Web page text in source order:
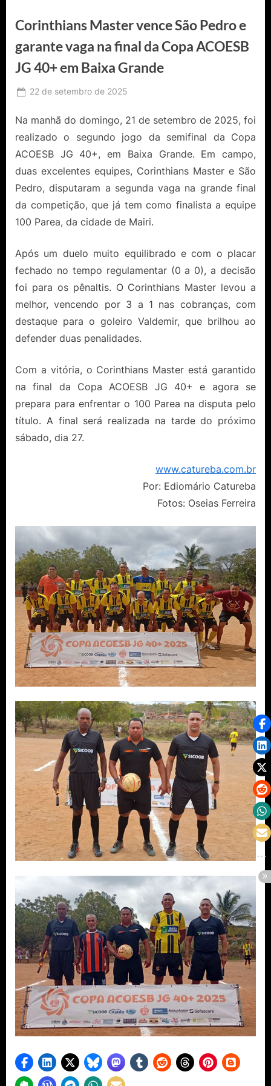
Corinthians Master vence São Pedro e
garante vaga na final da Copa ACOESB
JG 40+ em Baixa Grande
Posted
22 de setembro de 2025
Catureba
Na manhã do domingo, 21 de setembro de 2025, foi
realizado o segundo jogo da semifinal da Copa
ACOESB JG 40+, em Baixa Grande. Em campo,
duas excelentes equipes, Corinthians Master e São
Pedro, disputaram a segunda vaga na grande final
da competição, que já tem como finalista a equipe
100 Parea, da cidade de Mairi.
Após um duelo muito equilibrado e com o placar
fechado no tempo regulamentar (0 a 0), a decisão
foi para os pênaltis. O Corinthians Master levou a
melhor, vencendo por 3 a 1 nas cobranças, com
destaque para o goleiro Valdemir, que brilhou ao
defender duas penalidades.
Com a vitória, o Corinthians Master está garantido
na final da Copa ACOESB JG 40+ e agora se
prepara para enfrentar o 100 Parea na disputa pelo
título. A final será realizada na tarde do próximo
sábado, dia 27.
www.catureba.com.br
Por: Ediomário Catureba
Fotos: Oseias Ferreira